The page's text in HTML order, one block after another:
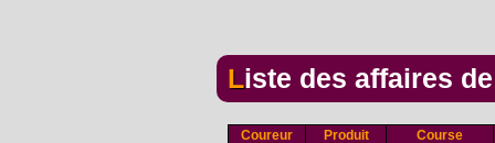
Liste des affaires
Coureur Produit
Course